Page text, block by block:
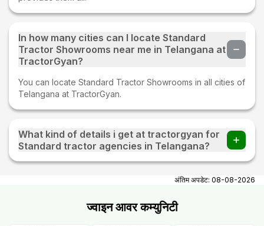
In how many cities can I locate Standard
Tractor Showrooms near me in Telangana at
TractorGyan?
You can locate Standard Tractor Showrooms in all cities of
Telangana at TractorGyan.
What kind of details i get at tractorgyan for
Standard tractor agencies in Telangana?
At tractorgyan get Standard tractor showrooms in
Telangana contact number, email, city, pincode, address.
अंतिम अपडेट: 08-08-2026
ज्वाइन आवर कम्युनिटी